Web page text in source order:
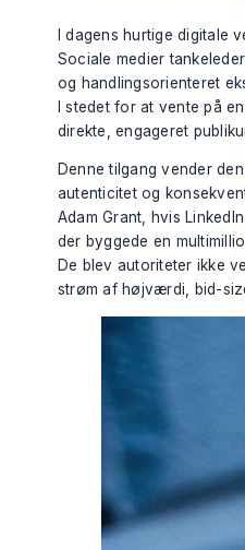
I dagens hurtige digitale
Sociale medier
og handlingsorienteret
I stedet for at vente på
direkte, engageret
Denne tilgang vender
autenticitet og
Adam Grant, hvis
der byggede en
De blev autoriteter ikke
strøm af højværdi, bid-